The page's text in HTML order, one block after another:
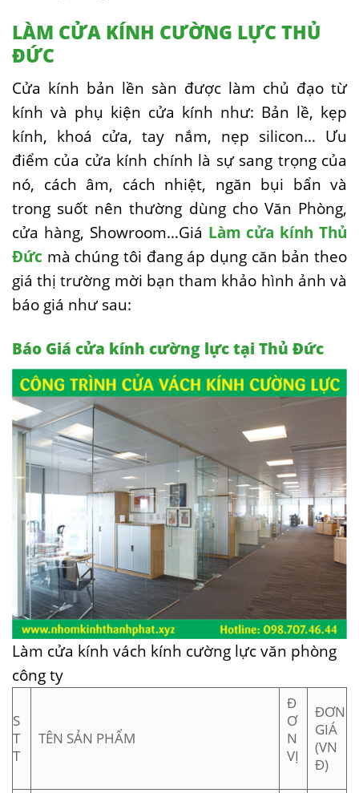
LÀM CỬA KÍNH CƯỜNG LỰC THỦ
ĐỨC
Cửa kính bản lền sàn được làm chủ đạo từ
kính và phụ kiện cửa kính như: Bản lề, kẹp
kính, khoá cửa, tay nắm, nẹp silicon… Ưu
điểm của cửa kính chính là sự sang trọng của
nó, cách âm, cách nhiệt, ngăn bụi bẩn và
trong suốt nên thường dùng cho Văn Phòng,
cửa hàng, Showroom…Giá Làm cửa kính Thủ
Đức mà chúng tôi đang áp dụng căn bản theo
giá thị trường mời bạn tham khảo hình ảnh và
báo giá như sau:
Báo Giá cửa kính cường lực tại Thủ Đức
Làm cửa kính vách kính cường lực văn phòng
công ty
S
T
T
TÊN SẢN PHẨM
Đ
Ơ
N
VỊ
ĐƠN
GIÁ
(VN
Đ)